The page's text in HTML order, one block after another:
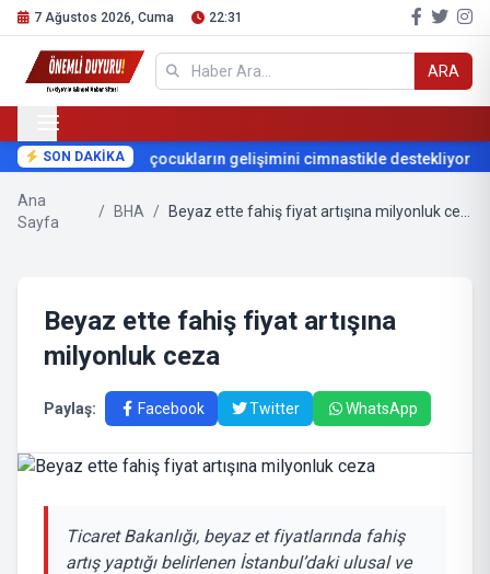
7 Ağustos 2026, Cuma 22:31
ARA
SON DAKİKA
Muratpaşa çocukların gelişimini cimnastikle destekliyor
Ana
Sayfa
/ BHA /
Beyaz ette fahiş fiyat artışına
milyonluk ceza
Paylaş: Facebook Twitter WhatsApp
Ticaret Bakanlığı, beyaz et fiyatlarında fahiş
artış yaptığı belirlenen İstanbul’daki ulusal ve